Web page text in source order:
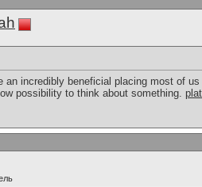
an incredibly beneficial placing most of
possibility to think about something.